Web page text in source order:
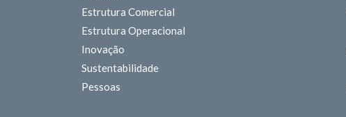
Estrutura Comercial
Estrutura Operacional
Inovação
Sustentabilidade
Pessoas